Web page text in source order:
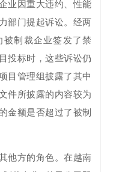
业因重大违约、性能
部门提起诉讼。经两
制裁企业签发了禁
投标时，这些诉讼仍
目管理组披露了其中
件所披露的内容较为
金额是否超过了被制
他方的角色。在越南